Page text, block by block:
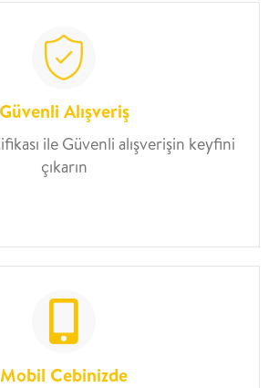
Güvenli Alışveriş
ile Güvenli alışverişin keyfini
çıkarın
Mobil Cebinizde